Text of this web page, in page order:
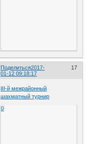
Поделиться 17
2017-
01-12 09:18:17
III-й межрайонный
шахматный турнир
0